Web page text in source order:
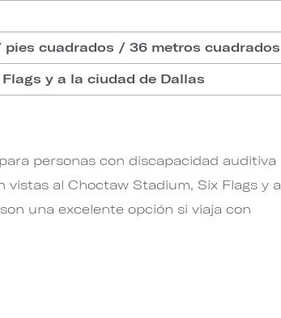
pies cuadrados / 36 metros cuadrados
y a la ciudad de Dallas
personas con discapacidad auditiva
vistas al Choctaw Stadium, Six Flags y a
una excelente opción si viaja con